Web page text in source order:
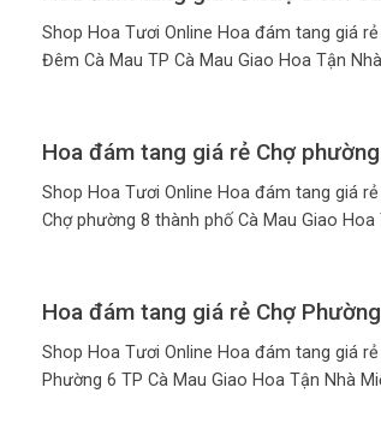
Shop Hoa Tươi Online Hoa đám tang giá
Đêm Cà Mau TP Cà Mau Giao Hoa Tận
Hoa đám tang giá rẻ Chợ
Shop Hoa Tươi Online Hoa đám tang giá
Chợ phường 8 thành phố Cà Mau Giao
Hoa đám tang giá rẻ Chợ
Shop Hoa Tươi Online Hoa đám tang giá
Phường 6 TP Cà Mau Giao Hoa Tận Nhà